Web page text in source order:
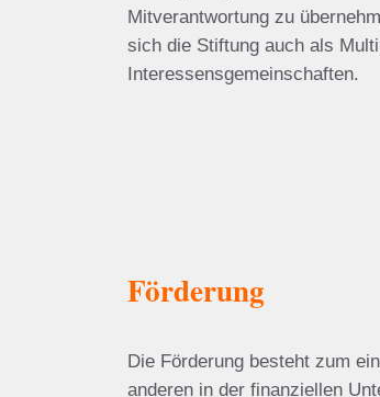
Mitverantwortung zu
sich die Stiftung auch als
Interessensgemeinschaften.
Förderung
Die Förderung besteht zum
anderen in der finanziellen